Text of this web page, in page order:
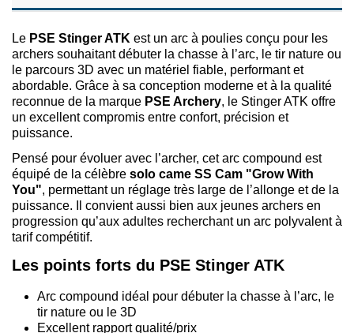
Le PSE Stinger ATK est un arc à poulies conçu pour les
archers souhaitant débuter la chasse à l’arc, le tir nature ou
le parcours 3D avec un matériel fiable, performant et
abordable. Grâce à sa conception moderne et à la qualité
reconnue de la marque PSE Archery, le Stinger ATK offre
un excellent compromis entre confort, précision et
puissance.
Pensé pour évoluer avec l’archer, cet arc compound est
équipé de la célèbre solo came SS Cam "Grow With
You", permettant un réglage très large de l’allonge et de la
puissance. Il convient aussi bien aux jeunes archers en
progression qu’aux adultes recherchant un arc polyvalent à
tarif compétitif.
Les points forts du PSE Stinger ATK
Arc compound idéal pour débuter la chasse à l’arc, le
tir nature ou le 3D
Excellent rapport qualité/prix